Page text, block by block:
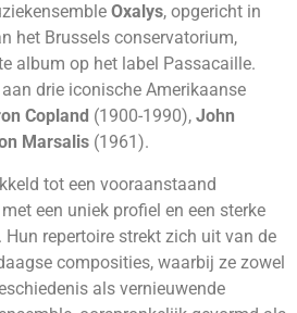
Oxalys, opgericht in
het Brussels conservatorium,
album op het label Passacaille.
drie iconische Amerikaanse
Copland (1900-1990), John
Marsalis (1961).
tot een vooraanstaand
een uniek profiel en een sterke
repertoire strekt zich uit van de
composities, waarbij ze zowel
als vernieuwende